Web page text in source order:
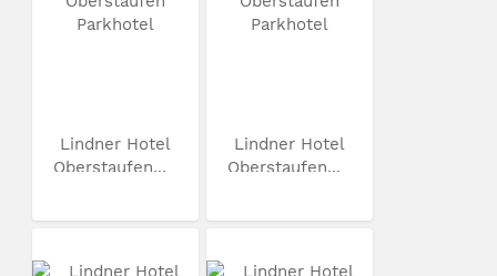
Lindner Hotel
Oberstaufen...
Lindner Hotel
Oberstaufen...